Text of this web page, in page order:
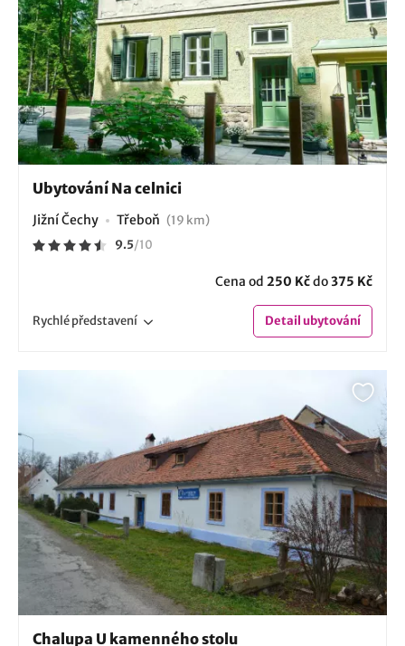
Ubytování Na celnici
Jižní Čechy Třeboň (19 km)
9.5/10
Cena od 250 Kčdo375 Kč
Rychlépředstavení Detailubytování
Chalupa U kamenného stolu